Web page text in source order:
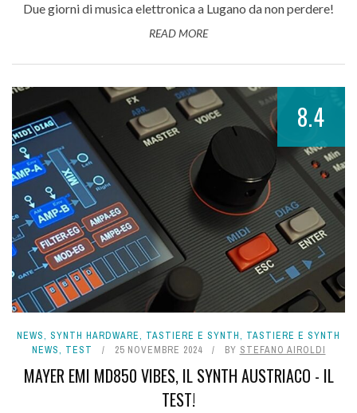
Due giorni di musica elettronica a Lugano da non perdere!
READ MORE
8.4
NEWS, SYNTH HARDWARE, TASTIERE E SYNTH, TASTIERE E SYNTH
NEWS, TEST 25 NOVEMBRE 2024 BY STEFANO AIROLDI
MAYER EMI MD850 VIBES, IL SYNTH AUSTRIACO - IL
TEST!